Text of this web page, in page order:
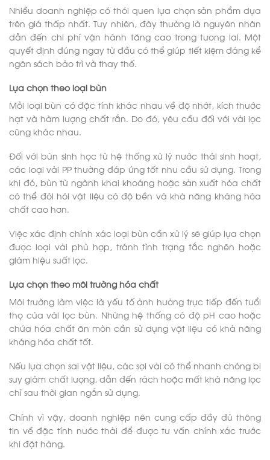
Nhiều doanh nghiệp có thói quen lựa chọn sản phẩm dựa
trên giá thấp nhất. Tuy nhiên, đây thường là nguyên nhân
dẫn đến chi phí vận hành tăng cao trong tương lai. Một
quyết định đúng ngay từ đầu có thể giúp tiết kiệm đáng kể
ngân sách bảo trì và thay thế.
Lựa chọn theo loại bùn
Mỗi loại bùn có đặc tính khác nhau về độ nhớt, kích thước
hạt và hàm lượng chất rắn. Do đó, yêu cầu đối với vải lọc
cũng khác nhau.
Đối với bùn sinh học từ hệ thống xử lý nước thải sinh hoạt,
các loại vải PP thường đáp ứng tốt nhu cầu sử dụng. Trong
khi đó, bùn từ ngành khai khoáng hoặc sản xuất hóa chất
có thể đòi hỏi vật liệu có độ bền và khả năng kháng hóa
chất cao hơn.
Việc xác định chính xác loại bùn cần xử lý sẽ giúp lựa chọn
được loại vải phù hợp, tránh tình trạng tắc nghẽn hoặc
giảm hiệu suất lọc.
Lựa chọn theo môi trường hóa chất
Môi trường làm việc là yếu tố ảnh hưởng trực tiếp đến tuổi
thọ của vải lọc bùn. Những hệ thống có độ pH cao hoặc
chứa hóa chất ăn mòn cần sử dụng vật liệu có khả năng
kháng hóa chất tốt.
Nếu lựa chọn sai vật liệu, các sợi vải có thể nhanh chóng bị
suy giảm chất lượng, dẫn đến rách hoặc mất khả năng lọc
chỉ sau thời gian ngắn sử dụng.
Chính vì vậy, doanh nghiệp nên cung cấp đầy đủ thông
tin về đặc tính nước thải để được tư vấn chính xác trước
khi đặt hàng.